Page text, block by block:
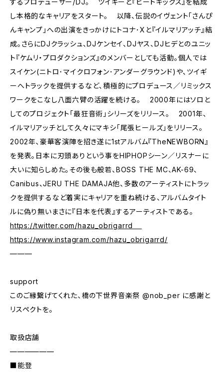
するプロデューサー/DJ。 ツイギーと『ビートキックス』を結成
し本格的なキャリアをスタート。 以降、伝説のイヴェント「さんぴ
んキャンプ」への出演をきっかけにトコナ･Xと『イルマリアッチ』結
成｡さらにDJクラッシュ､DJケンセイ、DJヤス、DJヒデとのユニッ
ト『ケムリ・プロダクションズ』のメンバーとしても活動｡個人では
スイケン(ニトロ･マイクロフォン･アンダーグラウンド)や、ツイギ
ーへトラックを提供するなど､積極的にプロデュース／リミックス
ワークをこなし八面六臂の活躍を続ける｡ 2000年にはソロと
してのプロジェクト「最狂音術」シリーズをリリース｡ 2001年､
イルマリアッチとして久々にマキシ「尾張ヒールズ」をリリース｡
2002年､豪華客演陣を招き遂に1stアルバム『TheNEWBORN』
を発表｡日本に刃頭ありという事をHIPHOPシーン／リスナーに
大いに知らしめた｡その後も般若、BOSS THE MC、AK-69、
Canibus、JERU THE DAMAJA他、多数のアーティストにトラッ
クを提供するなど着実にキャリアを重ね続ける、アルバムタイト
ルに偽り無いまさに『日本を代表』するアーティストである｡
https://twitter.com/hazu_obrigarrd
https://www.instagram.com/hazu_obrigarrd/
———
support
このご縁繋げてくれた、橋の下世界音楽祭 @nob_per に感謝と
リスペクトを。
取扱店舗
——————
■能登